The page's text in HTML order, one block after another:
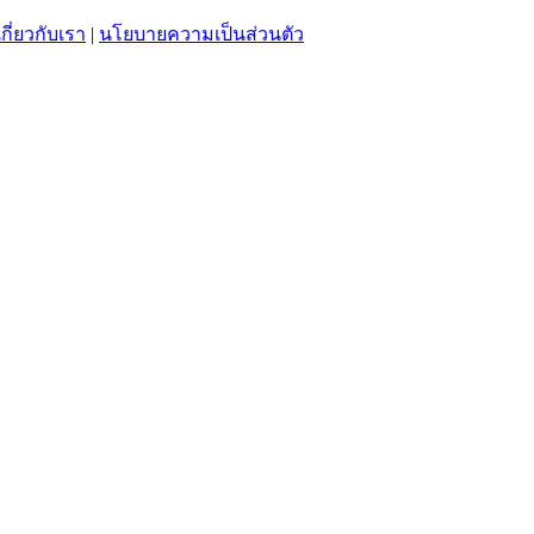
กี่ยวกับเรา | นโยบายความเป็นส่วนตัว